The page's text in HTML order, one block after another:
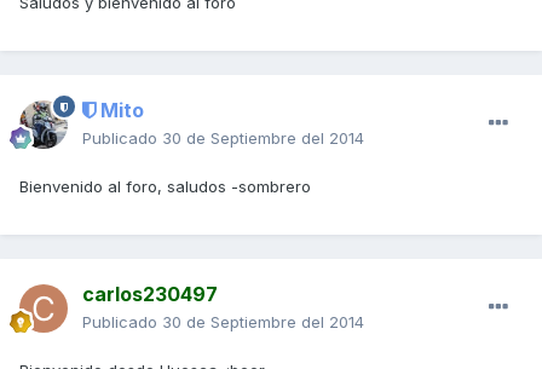
Mito
Publicado 30 de Septiembre del 2014
Bienvenido al foro, saludos -sombrero
carlos230497
Publicado 30 de Septiembre del 2014